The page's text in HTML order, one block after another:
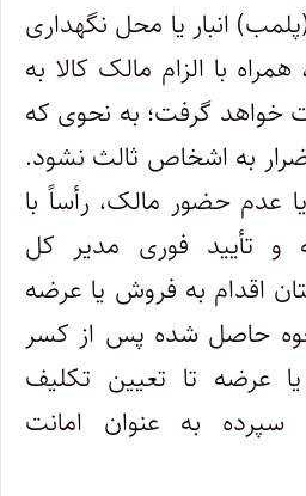
(پلمب) انبار یا محل نگهداری
با الزام مالک کالا به
گرفت؛ به نحوی که
به اشخاص ثالث نشود.
عدم حضور مالک، رأساً با
تأیید فوری مدیر کل
اقدام به فروش یا عرضه
حاصل شده پس از کسر
عرضه تا تعیین تکلیف
به عنوان امانت